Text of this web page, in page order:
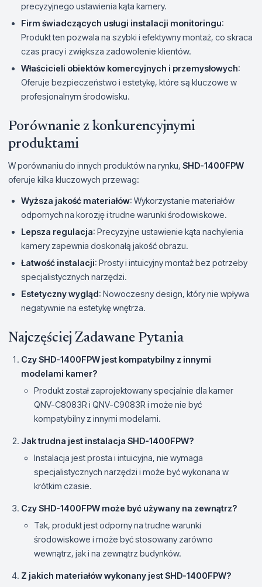
precyzyjnego ustawienia kąta kamery.
Firm świadczących usługi instalacji monitoringu:
Produkt ten pozwala na szybki i efektywny montaż, co skraca
czas pracy i zwiększa zadowolenie klientów.
Właścicieli obiektów komercyjnych i przemysłowych:
Oferuje bezpieczeństwo i estetykę, które są kluczowe w
profesjonalnym środowisku.
Porównanie z konkurencyjnymi
produktami
W porównaniu do innych produktów na rynku, SHD-1400FPW
oferuje kilka kluczowych przewag:
Wyższa jakość materiałów: Wykorzystanie materiałów
odpornych na korozję i trudne warunki środowiskowe.
Lepsza regulacja: Precyzyjne ustawienie kąta nachylenia
kamery zapewnia doskonałą jakość obrazu.
Łatwość instalacji: Prosty i intuicyjny montaż bez potrzeby
specjalistycznych narzędzi.
Estetyczny wygląd: Nowoczesny design, który nie wpływa
negatywnie na estetykę wnętrza.
Najczęściej Zadawane Pytania
Czy SHD-1400FPW jest kompatybilny z innymi
modelami kamer?
Produkt został zaprojektowany specjalnie dla kamer
QNV-C8083R i QNV-C9083R i może nie być
kompatybilny z innymi modelami.
Jak trudna jest instalacja SHD-1400FPW?
Instalacja jest prosta i intuicyjna, nie wymaga
specjalistycznych narzędzi i może być wykonana w
krótkim czasie.
Czy SHD-1400FPW może być używany na zewnątrz?
Tak, produkt jest odporny na trudne warunki
środowiskowe i może być stosowany zarówno
wewnątrz, jak i na zewnątrz budynków.
Z jakich materiałów wykonany jest SHD-1400FPW?